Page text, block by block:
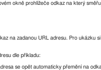
okně prohlížeče odkaz na který
na zadanou URL adresu. Pro ukázku
dle příkladu:
se opět automaticky přemění na